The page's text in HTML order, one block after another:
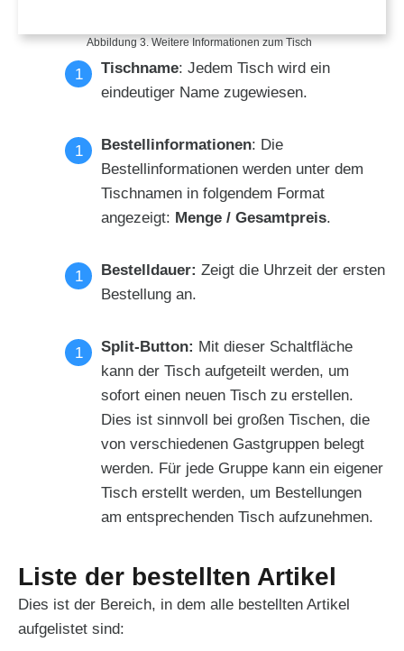
Abbildung 3. Weitere Informationen zum Tisch
Tischname: Jedem Tisch wird ein
eindeutiger Name zugewiesen.
Bestellinformationen: Die
Bestellinformationen werden unter dem
Tischnamen in folgendem Format
angezeigt: Menge / Gesamtpreis.
Bestelldauer: Zeigt die Uhrzeit der ersten
Bestellung an.
Split-Button: Mit dieser Schaltfläche
kann der Tisch aufgeteilt werden, um
sofort einen neuen Tisch zu erstellen.
Dies ist sinnvoll bei großen Tischen, die
von verschiedenen Gastgruppen belegt
werden. Für jede Gruppe kann ein eigener
Tisch erstellt werden, um Bestellungen
am entsprechenden Tisch aufzunehmen.
Liste der bestellten Artikel
Dies ist der Bereich, in dem alle bestellten Artikel
aufgelistet sind: